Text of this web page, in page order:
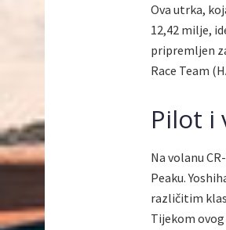
Ova utrka,
12,42 milje,
pripremljen
Race Team
Pilot i
Na volanu
Peaku.
različitim
Tijekom